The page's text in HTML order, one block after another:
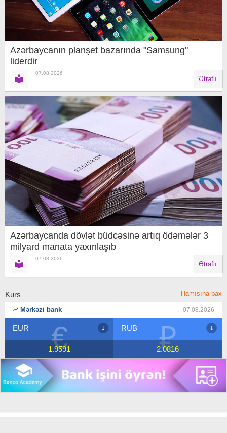
Azərbaycanın planşet bazarında "Samsung"
liderdir
07.08.2026
Ətraflı
Azərbaycanda dövlət büdcəsinə artıq ödəmələr 3
milyard manata yaxınlaşıb
07.08.2026
Ətraflı
Kurs Hamısına bax
Mərkəzi bank 07.08.2026
€
EUR
1.9591 ₽
RUB
2.0816